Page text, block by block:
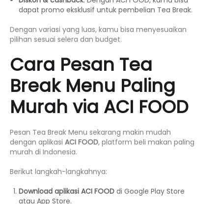
dapat promo eksklusif untuk pembelian Tea Break.
Dengan variasi yang luas, kamu bisa menyesuaikan
pilihan sesuai selera dan budget.
Cara Pesan Tea
Break Menu Paling
Murah via ACI FOOD
Pesan Tea Break Menu sekarang makin mudah
dengan aplikasi ACI FOOD, platform beli makan paling
murah di Indonesia.
Berikut langkah-langkahnya:
Download aplikasi ACI FOOD di Google Play Store
atau App Store.